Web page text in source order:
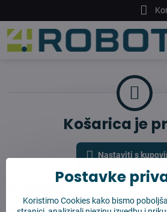
Košarica je
Nastaviti s
Kontakt
Postavke
Koristimo Cookies kako bismo